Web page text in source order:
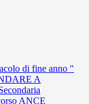
di fine anno "
A
ANCE